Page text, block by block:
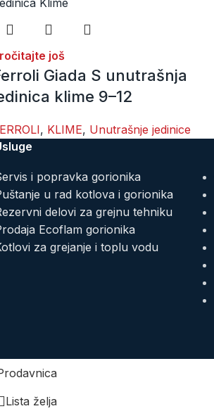
još
Giada S unutrašnja
klime 9–12
, KLIME, Unutrašnje jedinice
i popravka gorionika
u rad kotlova i gorionika
delovi za grejnu tehniku
Ecoflam gorionika
za grejanje i toplu vodu
Lista želja